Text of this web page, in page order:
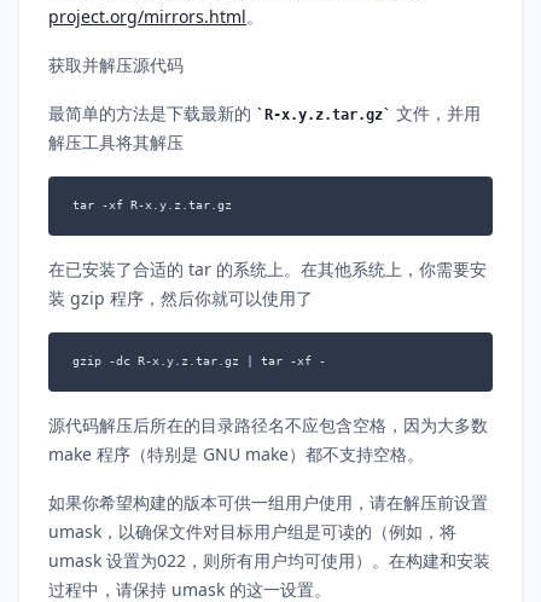
project.org/mirrors.html。
获取并解压源代码
最简单的方法是下载最新的 R-x.y.z.tar.gz
文件，并用
解压工具将其解压
tar -xf R-x.y.z.tar.gz
在已安装了合适的 tar 的系统上。在其他系统上，你需要安
装 gzip 程序，然后你就可以使用了
gzip -dc R-x.y.z.tar.gz | tar -xf -
源代码解压后所在的目录路径名不应包含空格，因为大多数
make 程序（特别是 GNU make）都不支持空格。
如果你希望构建的版本可供一组用户使用，请在解压前设置
umask，以确保文件对目标用户组是可读的（例如，将
umask 设置为022，则所有用户均可使用）。在构建和安装
过程中，请保持 umask 的这一设置。